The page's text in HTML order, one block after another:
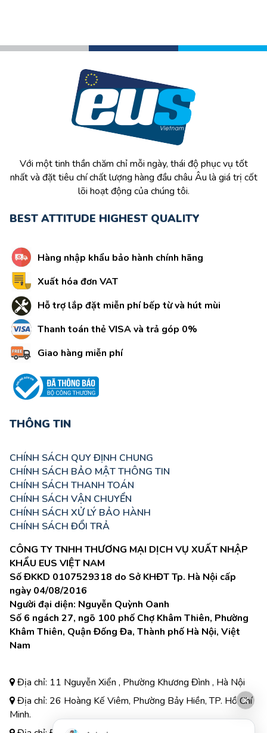
Với một tinh thần chăm chỉ mỗi ngày, thái độ phục vụ tốt
nhất và đặt tiêu chí chất lượng hàng đầu châu Âu là giá trị cốt
lõi hoạt động của chúng tôi.
BEST ATTITUDE HIGHEST QUALITY
Hàng nhập khẩu bảo hành chính hãng
Xuất hóa đơn VAT
Hỗ trợ lắp đặt miễn phí bếp từ và hút mùi
Thanh toán thẻ VISA và trả góp 0%
Giao hàng miễn phí
THÔNG TIN
CHÍNH SÁCH QUY ĐỊNH CHUNG
CHÍNH SÁCH BẢO MẬT THÔNG TIN
CHÍNH SÁCH THANH TOÁN
CHÍNH SÁCH VẬN CHUYỂN
CHÍNH SÁCH XỬ LÝ BẢO HÀNH
CHÍNH SÁCH ĐỔI TRẢ
CÔNG TY TNHH THƯƠNG MẠI DỊCH VỤ XUẤT NHẬP
KHẨU EUS VIỆT NAM
Số ĐKKD 0107529318 do Sở KHĐT Tp. Hà Nội cấp
ngày 04/08/2016
Người đại diện: Nguyễn Quỳnh Oanh
Số 6 ngách 27, ngõ 100 phố Chợ Khâm Thiên, Phường
Khâm Thiên, Quận Đống Đa, Thành phố Hà Nội, Việt
Nam
Địa chỉ: 11 Nguyễn Xiển , Phường Khương Đình , Hà Nội
Địa chỉ: 26 Hoàng Kế Viêm, Phường Bảy Hiền, TP. Hồ Chí
Minh.